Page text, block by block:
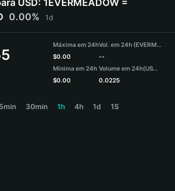
0.00% 1d
Máxima em 24h
$0.00
Mínima em 24h
$0.00
Vol. em 24h (EVERMEADOW)
--
Volume em 24h(USDT)
0.0225
30min 1h 4h 1d 1S